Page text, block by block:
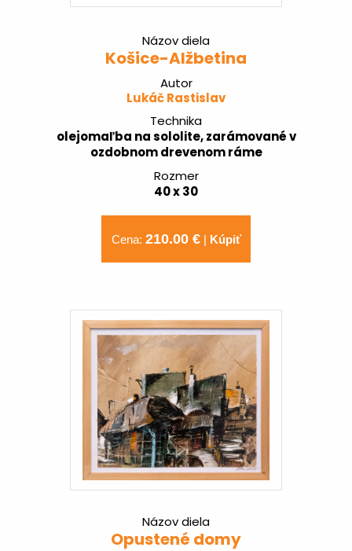
Názov diela
Košice-Alžbetina
Autor
Lukáč Rastislav
Technika
olejomaľba na sololite, zarámované v
ozdobnom drevenom ráme
Rozmer
40 x 30
Cena: 210.00 €| Kúpiť
Názov diela
Opustené domy